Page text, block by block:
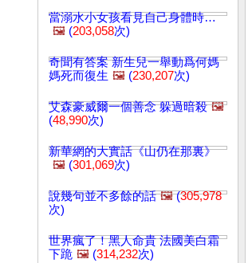
當溺水小女孩看見自己身體時…
🖼️ (203,058次)
奇聞有答案 新生兒一舉動爲何媽
媽死而復生 🖼️ (230,207次)
艾森豪威爾一個善念 躲過暗殺 🖼️
(48,990次)
新華網的大實話《山仍在那裏》
🖼️ (301,069次)
說幾句並不多餘的話 🖼️(305,978
次)
世界瘋了！黑人命貴 法國美白霜
下跪 🖼️ (314,232次)